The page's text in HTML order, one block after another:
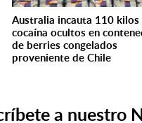
Australia incauta 110 kilos
cocaína ocultos en
de berries congelados
proveniente de Chile
a nuestro